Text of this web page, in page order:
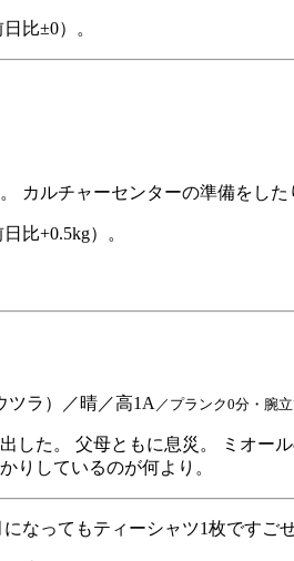
比±0）。
カルチャーセンターの準備をした
比+0.5kg）。
ツラ）／晴／高1A ／プランク0分・腕
した。 父母ともに息災。 ミオー
りしているのが何より。
なってもティーシャツ1枚です